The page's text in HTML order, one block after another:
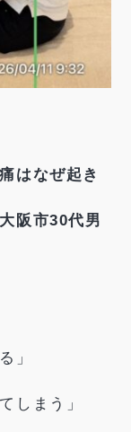
はなぜ起き
阪市30代男
」
しまう」